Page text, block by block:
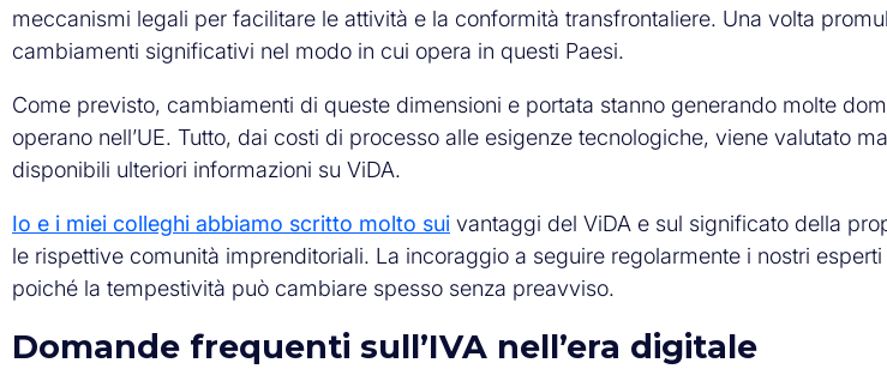
meccanismi legali per facilitare le attività e la conformità transfrontaliere. Una volta
cambiamenti significativi nel modo in cui opera in questi Paesi.
Come previsto, cambiamenti di queste dimensioni e portata stanno generando molte
operano nell’UE. Tutto, dai costi di processo alle esigenze tecnologiche, viene valutato
disponibili ulteriori informazioni su ViDA.
Io e i miei colleghi abbiamo scritto molto sui vantaggi del ViDA e sul significato della
le rispettive comunità imprenditoriali. La incoraggio a seguire regolarmente i nostri
poiché la tempestività può cambiare spesso senza preavviso.
Domande frequenti sull’IVA nell’era digitale